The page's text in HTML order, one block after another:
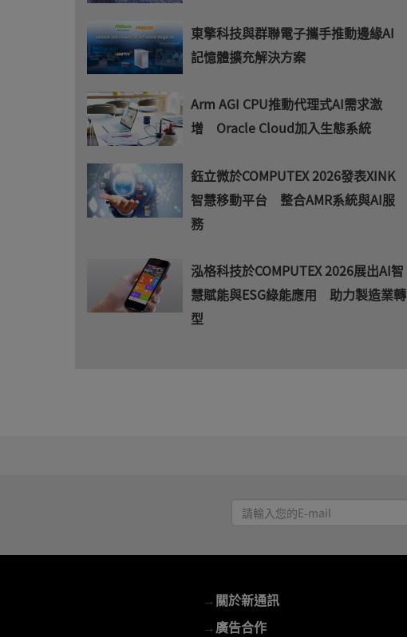
東擎科技與群聯電子攜手推動邊緣AI
記憶體擴充解決方案
Arm AGI CPU推動代理式AI需求激
增 Oracle Cloud加入生態系統
鈺立微於COMPUTEX 2026發表XINK
智慧移動平台 整合AMR系統與AI服
務
泓格科技於COMPUTEX 2026展出AI智
慧賦能與ESG綠能應用 助力製造業轉
型
請
輸
E-
mail
→關於新通訊
→廣告合作